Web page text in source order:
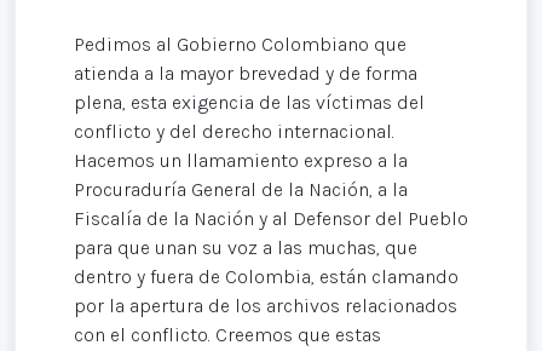
Pedimos al Gobierno Colombiano que
atienda a la mayor brevedad y de forma
plena, esta exigencia de las víctimas del
conflicto y del derecho internacional.
Hacemos un llamamiento expreso a la
Procuraduría General de la Nación, a la
Fiscalía de la Nación y al Defensor del Pueblo
para que unan su voz a las muchas, que
dentro y fuera de Colombia, están clamando
por la apertura de los archivos relacionados
con el conflicto. Creemos que estas